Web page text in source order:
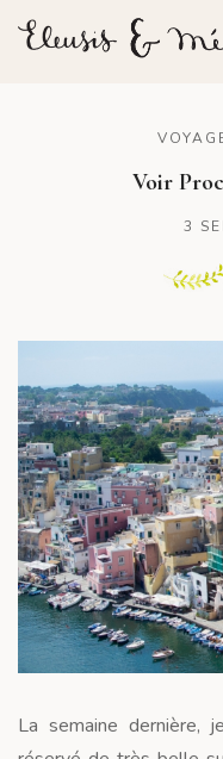
Voir
3
La semaine dernière,